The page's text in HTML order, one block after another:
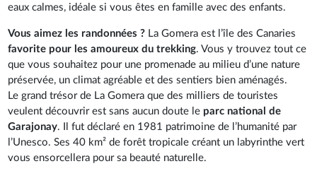
eaux calmes, idéale si vous êtes en famille avec des enfants.
Vous aimez les randonnées ? La Gomera est l’île des Canaries
favorite pour les amoureux du trekking. Vous y trouvez tout ce
que vous souhaitez pour une promenade au milieu d’une nature
préservée, un climat agréable et des sentiers bien aménagés.
Le grand trésor de La Gomera que des milliers de touristes
veulent découvrir est sans aucun doute le parc national de
Garajonay. Il fut déclaré en 1981 patrimoine de l’humanité par
l’Unesco. Ses 40 km² de forêt tropicale créant un labyrinthe vert
vous ensorcellera pour sa beauté naturelle.